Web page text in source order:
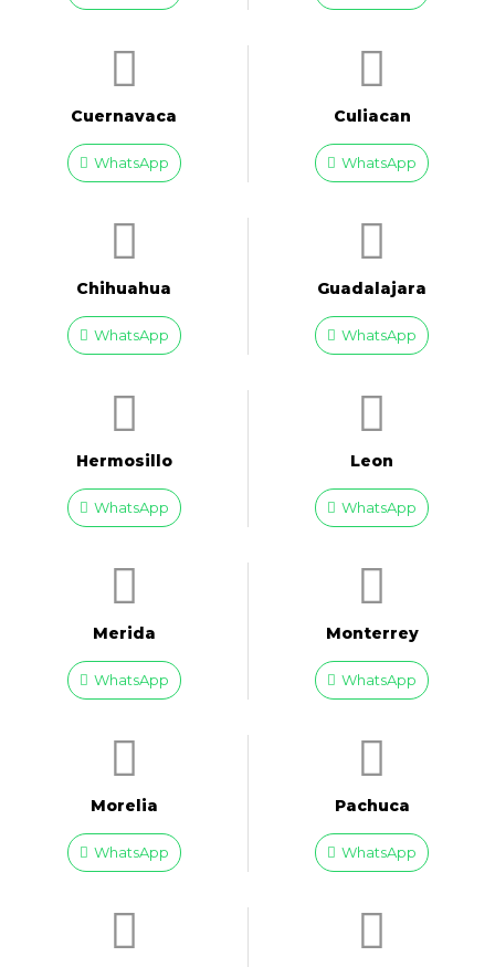
Cuernavaca
WhatsApp
Culiacan
WhatsApp
Chihuahua
WhatsApp
Guadalajara
WhatsApp
Hermosillo
WhatsApp
Leon
WhatsApp
Merida
WhatsApp
Monterrey
WhatsApp
Morelia
WhatsApp
Pachuca
WhatsApp